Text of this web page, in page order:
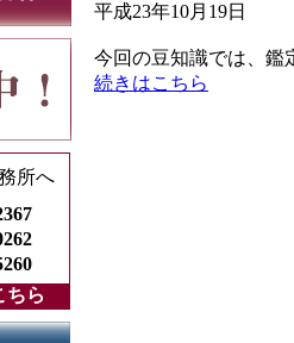
所へ
ちら
平成23年10月19日
今回の豆知識では、鑑
続きはこちら